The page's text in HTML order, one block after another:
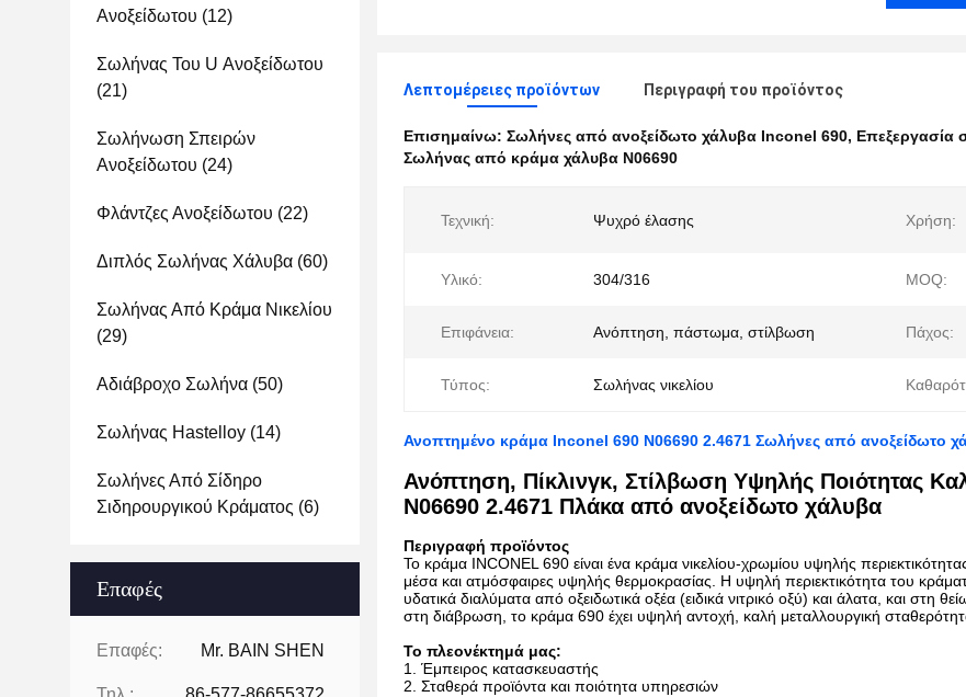
Ανοξείδωτου (12)
Σωλήνας Του U Ανοξείδωτου
(21)
Σωλήνωση Σπειρών
Ανοξείδωτου (24)
Φλάντζες Ανοξείδωτου (22)
Διπλός Σωλήνας Χάλυβα (60)
Σωλήνας Από Κράμα Νικελίου
(29)
Αδιάβροχο Σωλήνα (50)
Σωλήνας Hastelloy (14)
Σωλήνες Από Σίδηρο
Σιδηρουργικού Κράματος (6)
Επαφές
Επαφές: Mr. BAIN SHEN
Λεπτομέρειες προϊόντων Περιγραφή του προϊόντος
Επισημαίνω: Σωλήνες από ανοξείδωτο χάλυβα Inconel 690, Επεξεργασία
Σωλήνας από κράμα χάλυβα N06690
Τεχνική: Ψυχρό έλασης Χρήση:
Υλικό: 304/316 MOQ:
Επιφάνεια: Ανόπτηση, πάστωμα, στίλβωση Πάχος:
Τύπος: Σωλήνας νικελίου
Ανοπτημένο κράμα Inconel 690 N06690 2.4671 Σωλήνες από ανοξείδωτο
Ανόπτηση, Πίκλινγκ, Στίλβωση Υψηλής Ποιότητας
N06690 2.4671 Πλάκα από ανοξείδωτο χάλυβα
Περιγραφή προϊόντος
Το κράμα INCONEL 690 είναι ένα κράμα νικελίου-χρωμίου υψηλής
μέσα και ατμόσφαιρες υψηλής θερμοκρασίας. Η υψηλή περιεκτικότητα του
υδατικά διαλύματα από οξειδωτικά οξέα (ειδικά νιτρικό οξύ) και άλατα, και στη
στη διάβρωση, το κράμα 690 έχει υψηλή αντοχή, καλή μεταλλουργική
Το πλεονέκτημά μας:
1. Έμπειρος κατασκευαστής
2. Σταθερά προϊόντα και ποιότητα υπηρεσιών